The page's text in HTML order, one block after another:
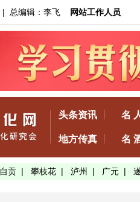
| 总编辑：李飞 网站工作人员
头条资讯 名
地方传真 名
自贡 | 攀枝花 | 泸州 | 广元 |